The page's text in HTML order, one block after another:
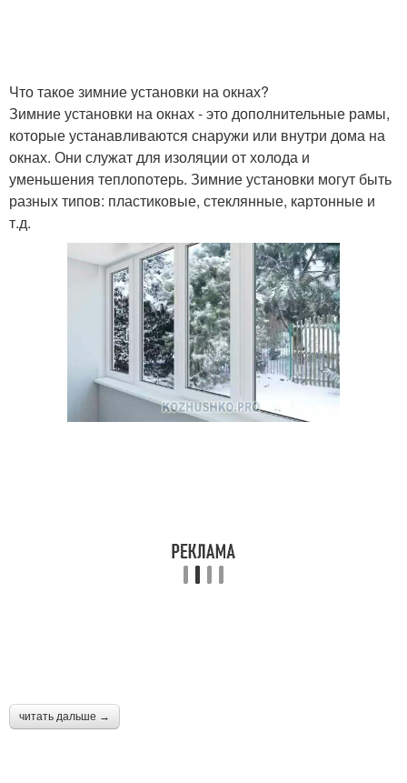
Что такое зимние установки на окнах?
Зимние установки на окнах - это дополнительные рамы,
которые устанавливаются снаружи или внутри дома на
окнах. Они служат для изоляции от холода и
уменьшения теплопотерь. Зимние установки могут быть
разных типов: пластиковые, стеклянные, картонные и
т.д.
читать дальше →